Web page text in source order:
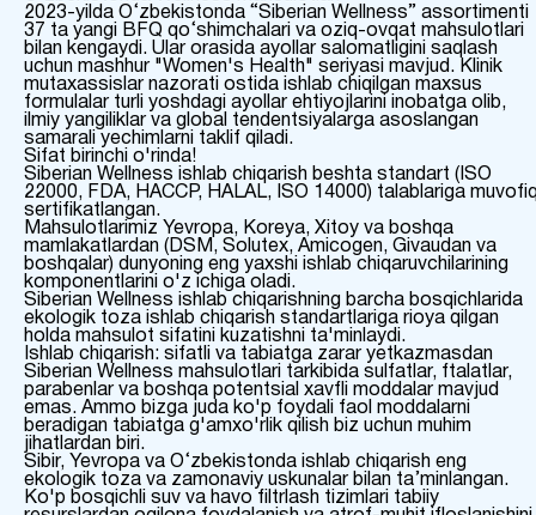
2023-yilda O‘zbekistonda “Siberian Wellness” assortimenti
37 ta yangi BFQ qo‘shimchalari va oziq-ovqat mahsulotlari
bilan kengaydi. Ular orasida ayollar salomatligini saqlash
uchun mashhur "Women's Health" seriyasi mavjud. Klinik
mutaxassislar nazorati ostida ishlab chiqilgan maxsus
formulalar turli yoshdagi ayollar ehtiyojlarini inobatga olib,
ilmiy yangiliklar va global tendentsiyalarga asoslangan
samarali yechimlarni taklif qiladi.
Sifat birinchi o'rinda!
Siberian Wellness ishlab chiqarish beshta standart (ISO
22000, FDA, HACCP, HALAL, ISO 14000) talablariga
sertifikatlangan.
Mahsulotlarimiz Yevropa, Koreya, Xitoy va boshqa
mamlakatlardan (DSM, Solutex, Amicogen, Givaudan va
boshqalar) dunyoning eng yaxshi ishlab chiqaruvchilarining
komponentlarini o'z ichiga oladi.
Siberian Wellness ishlab chiqarishning barcha bosqichlarida
ekologik toza ishlab chiqarish standartlariga rioya qilgan
holda mahsulot sifatini kuzatishni ta'minlaydi.
Ishlab chiqarish: sifatli va tabiatga zarar yetkazmasdan
Siberian Wellness mahsulotlari tarkibida sulfatlar, ftalatlar,
parabenlar va boshqa potentsial xavfli moddalar mavjud
emas. Ammo bizga juda ko'p foydali faol moddalarni
beradigan tabiatga g'amxo'rlik qilish biz uchun muhim
jihatlardan biri.
Sibir, Yevropa va O‘zbekistonda ishlab chiqarish eng
ekologik toza va zamonaviy uskunalar bilan ta’minlangan.
Ko'p bosqichli suv va havo filtrlash tizimlari tabiiy